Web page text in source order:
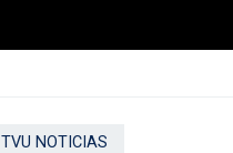
TVU NOTICIAS